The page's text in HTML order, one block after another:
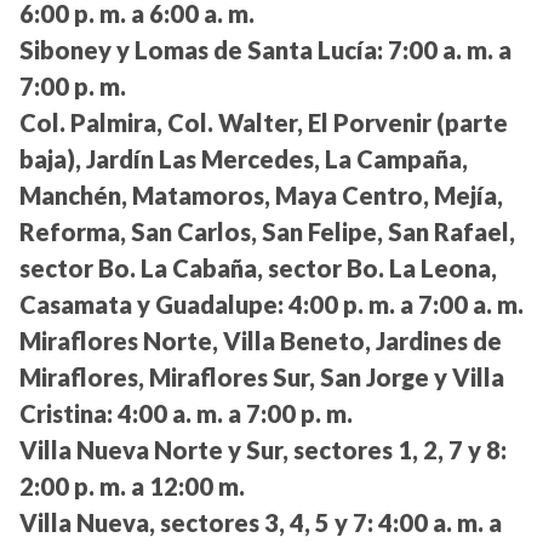
6:00 p. m. a 6:00 a. m.
Siboney y Lomas de Santa Lucía: 7:00 a. m. a
7:00 p. m.
Col. Palmira, Col. Walter, El Porvenir (parte
baja), Jardín Las Mercedes, La Campaña,
Manchén, Matamoros, Maya Centro, Mejía,
Reforma, San Carlos, San Felipe, San Rafael,
sector Bo. La Cabaña, sector Bo. La Leona,
Casamata y Guadalupe: 4:00 p. m. a 7:00 a. m.
Miraflores Norte, Villa Beneto, Jardines de
Miraflores, Miraflores Sur, San Jorge y Villa
Cristina: 4:00 a. m. a 7:00 p. m.
Villa Nueva Norte y Sur, sectores 1, 2, 7 y 8:
2:00 p. m. a 12:00 m.
Villa Nueva, sectores 3, 4, 5 y 7: 4:00 a. m. a